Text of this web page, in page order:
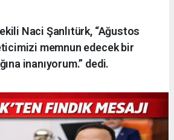
Naci Şanlıtürk, “Ağustos
memnun edecek bir
inanıyorum.” dedi.